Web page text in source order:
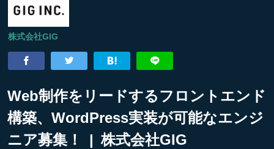
株式会社GIG
Web制作をリードするフロントエンド
構築、WordPress実装が可能なエンジ
ニア募集！ | 株式会社GIG